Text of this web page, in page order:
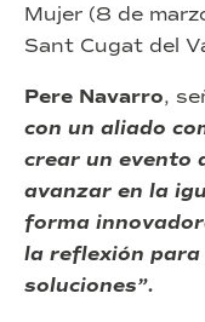
Mujer (8 de
Sant Cugat del
Pere Navarro,
con un aliado
crear un evento
avanzar en la
forma
la reflexión
soluciones”.